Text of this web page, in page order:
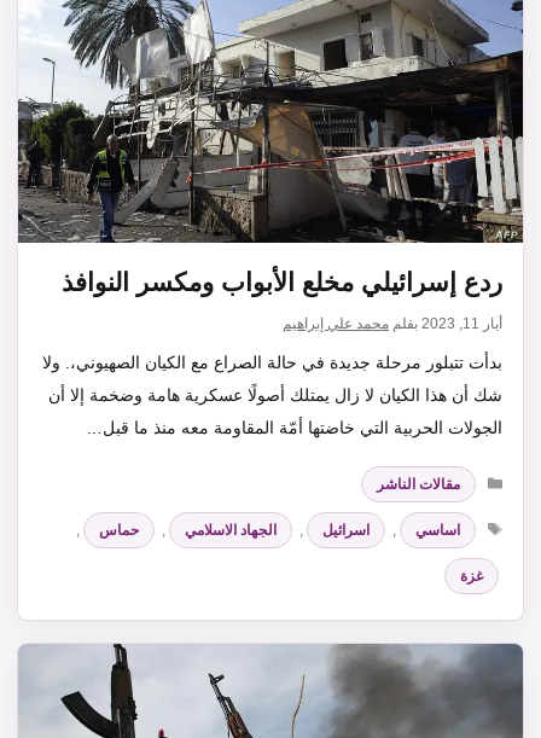
ردع إسرائيلي مخلع الأبواب ومكسر النوافذ
أيار 11, 2023 بقلم محمد علي إبراهيم
بدأت تتبلور مرحلة جديدة في حالة الصراع مع الكيان الصهيوني،. ولا
شك أن هذا الكيان لا زال يمتلك أصولًا عسكرية هامة وضخمة إلا أن
الجولات الحربية التي خاضتها أمّة المقاومة معه منذ ما قبل…
التصنيفات
مقالات الناشر
الوسوم
اساسي اسرائيل الجهاد الاسلامي حماس
غزة